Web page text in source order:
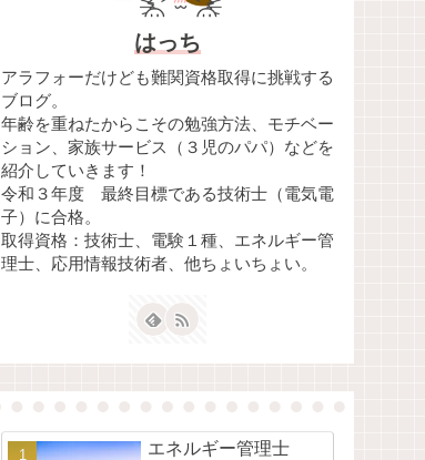
はっち
アラフォーだけども難関資格取得に挑戦する
ブログ。
年齢を重ねたからこその勉強方法、モチベー
ション、家族サービス（３児のパパ）などを
紹介していきます！
令和３年度 最終目標である技術士（電気電
子）に合格。
取得資格：技術士、電験１種、エネルギー管
理士、応用情報技術者、他ちょいちょい。
エネルギー管理士